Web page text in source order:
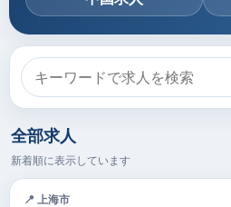
全部求人
新着順に表示しています
📍 上海市